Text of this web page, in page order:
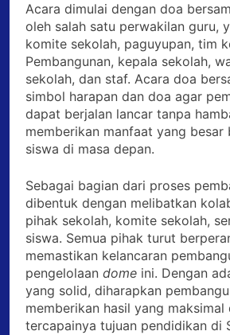
Acara dimulai dengan doa
oleh salah satu perwakilan guru,
komite sekolah, paguyupan, tim
Pembangunan, kepala sekolah,
sekolah, dan staf. Acara doa
simbol harapan dan doa agar
dapat berjalan lancar tanpa
memberikan manfaat yang besar
siswa di masa depan.
Sebagai bagian dari proses
dibentuk dengan melibatkan
pihak sekolah, komite sekolah,
siswa. Semua pihak turut
memastikan kelancaran
pengelolaan dome ini. Dengan
yang solid, diharapkan
memberikan hasil yang maksimal
tercapainya tujuan pendidikan di